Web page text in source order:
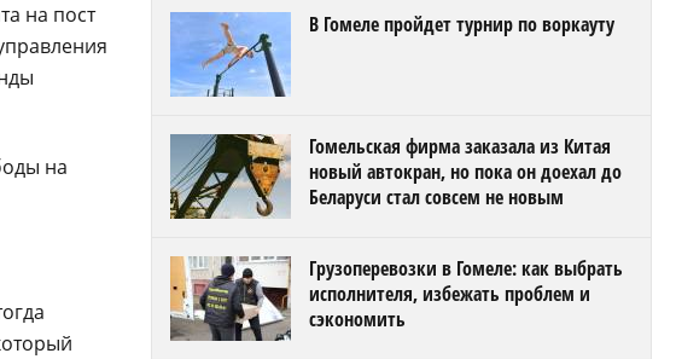
на пост
на
В Гомеле пройдет турнир по воркауту
Гомельская фирма заказала из Китая
новый автокран, но пока он доехал до
Беларуси стал совсем не новым
Грузоперевозки в Гомеле: как выбрать
исполнителя, избежать проблем и
сэкономить